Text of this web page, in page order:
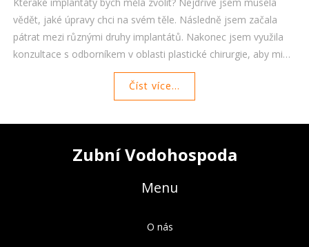
vědět, jaké úpravy chci na svém těle. Následně jsem začala
pátrat mezi různými druhy implantátů. Nakonec jsem využila
konzultace s odborníkem v oblasti plastické chirurgie, aby mi
pomohl vybrat ten správný. Toto je téma, které budu v tomto
článku podrobně rozebírat.Číst více...
Zubní Vodohospoda
Menu
O nás